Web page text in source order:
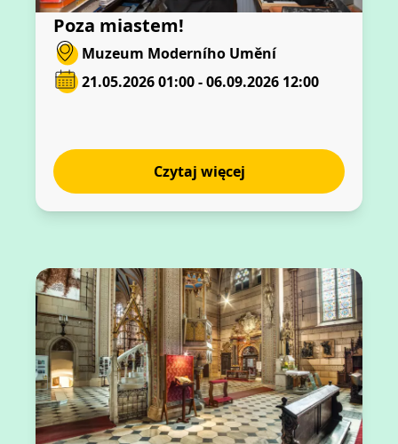
Poza miastem!
Muzeum Moderního Umění
21.05.2026 01:00 - 06.09.2026 12:00
Czytaj więcej